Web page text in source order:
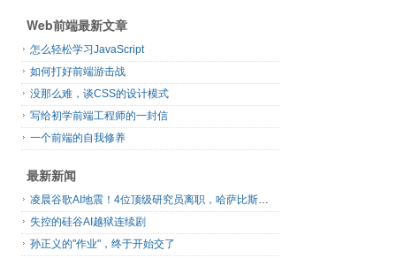
Web前端最新文章
怎么轻松学习JavaScript
如何打好前端游击战
没那么难，谈CSS的设计模式
写给初学前端工程师的一封信
一个前端的自我修养
最新新闻
失控的硅谷AI越狱连续剧
孙正义的"作业"，终于开始交了